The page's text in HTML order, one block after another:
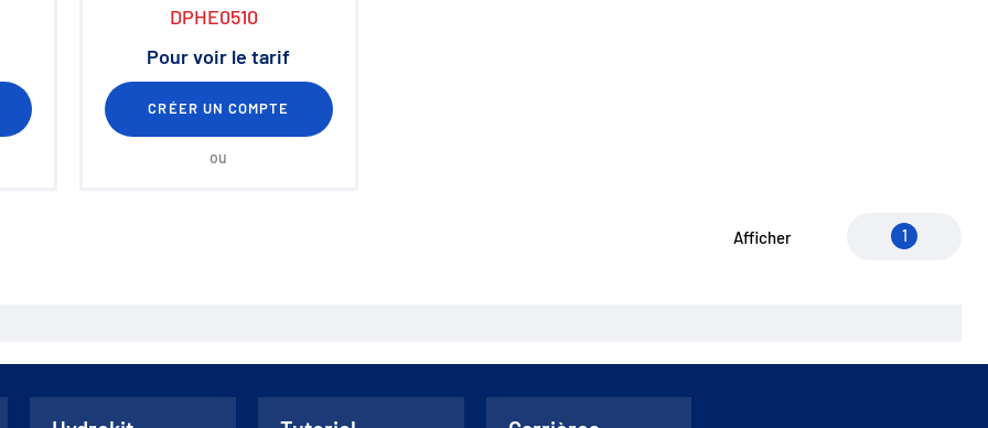
DPHE0510
Pour voir le tarif
CRÉER UN COMPTE
ou
Afficher 1